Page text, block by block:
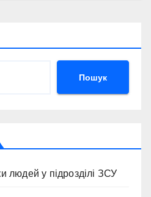
Пошук
людей у підрозділі ЗСУ